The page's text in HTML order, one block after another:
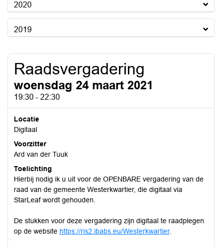
2020
2019
Raadsvergadering
woensdag 24 maart 2021
19:30 - 22:30
Locatie
Digitaal
Voorzitter
Ard van der Tuuk
Toelichting
Hierbij nodig ik u uit voor de OPENBARE vergadering van de
raad van de gemeente Westerkwartier, die digitaal via
StarLeaf wordt gehouden.
De stukken voor deze vergadering zijn digitaal te raadplegen
op de website https://ris2.ibabs.eu/Westerkwartier.